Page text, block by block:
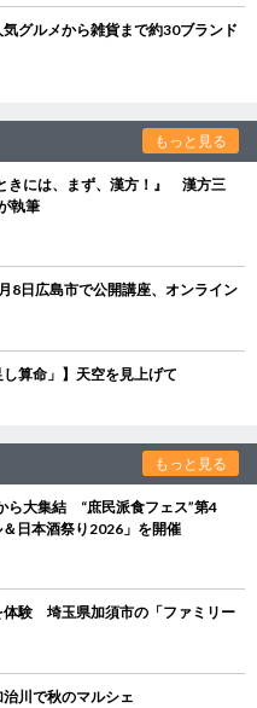
グルメから雑貨まで約30ブランド
もっと見る
きには、まず、漢方！』 漢方三
執筆
日広島市で公開講座、オンライン
算命」】天空を見上げて
もっと見る
ら大集結 “庶民派食フェス”第4
日本酒祭り2026」を開催
体験 埼玉県加須市の「ファミリー
川で秋のマルシェ